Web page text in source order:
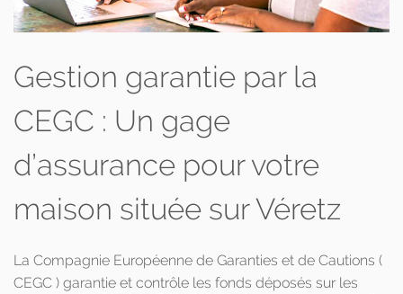
Gestion garantie par la
CEGC : Un gage
d’assurance pour votre
maison située sur Véretz
La Compagnie Européenne de Garanties et de Cautions (
CEGC ) garantie et contrôle les fonds déposés sur les